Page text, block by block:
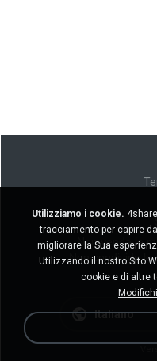
Non venda le
Non condivida le
Italiano
Utilizziamo i cookie.
tracciamento per capire
migliorare la Sua
Utilizzando il nostro Sito
cookie e di altre